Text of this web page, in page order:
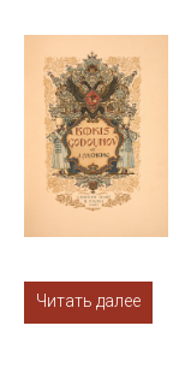
Читать далее